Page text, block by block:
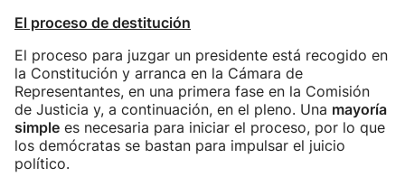
El proceso de destitución
El proceso para juzgar un presidente está recogido en
la Constitución y arranca en la Cámara de
Representantes, en una primera fase en la Comisión
de Justicia y, a continuación, en el pleno. Una mayoría
simple es necesaria para iniciar el proceso, por lo que
los demócratas se bastan para impulsar el juicio
político.